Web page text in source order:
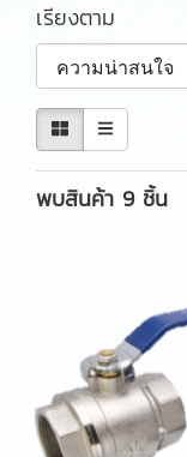
เรียงตาม
พบสินค้า 9 ชิ้น